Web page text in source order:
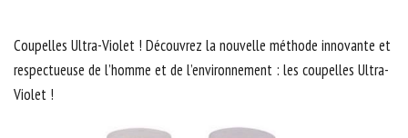
Coupelles Ultra-Violet ! Découvrez la nouvelle méthode innovante et
respectueuse de l’homme et de l’environnement : les coupelles Ultra-
Violet !